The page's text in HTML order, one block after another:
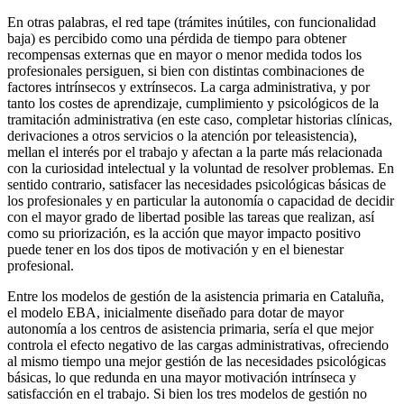
En otras palabras, el red tape (trámites inútiles, con funcionalidad
baja) es percibido como una pérdida de tiempo para obtener
recompensas externas que en mayor o menor medida todos los
profesionales persiguen, si bien con distintas combinaciones de
factores intrínsecos y extrínsecos. La carga administrativa, y por
tanto los costes de aprendizaje, cumplimiento y psicológicos de la
tramitación administrativa (en este caso, completar historias clínicas,
derivaciones a otros servicios o la atención por teleasistencia),
mellan el interés por el trabajo y afectan a la parte más relacionada
con la curiosidad intelectual y la voluntad de resolver problemas. En
sentido contrario, satisfacer las necesidades psicológicas básicas de
los profesionales y en particular la autonomía o capacidad de decidir
con el mayor grado de libertad posible las tareas que realizan, así
como su priorización, es la acción que mayor impacto positivo
puede tener en los dos tipos de motivación y en el bienestar
profesional.
Entre los modelos de gestión de la asistencia primaria en Cataluña,
el modelo EBA, inicialmente diseñado para dotar de mayor
autonomía a los centros de asistencia primaria, sería el que mejor
controla el efecto negativo de las cargas administrativas, ofreciendo
al mismo tiempo una mejor gestión de las necesidades psicológicas
básicas, lo que redunda en una mayor motivación intrínseca y
satisfacción en el trabajo. Si bien los tres modelos de gestión no